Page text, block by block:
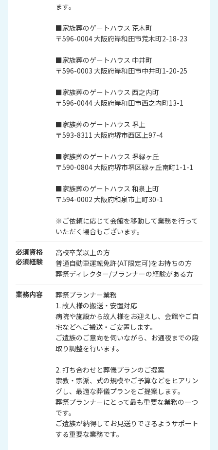
ます。
■家族葬のゲートハウス 荒木町
〒596-0004 大阪府岸和田市荒木町2-18-23
■家族葬のゲートハウス 中井町
〒596-0003 大阪府岸和田市中井町1-20-25
■家族葬のゲートハウス 西之内町
〒596-0044 大阪府岸和田市西之内町13-1
■家族葬のゲートハウス 堺上
〒593-8311 大阪府堺市西区上97-4
■家族葬のゲートハウス 堺緑ヶ丘
〒590-0804 大阪府堺市堺区緑ヶ丘南町1-1-1
■家族葬のゲートハウス 和泉上町
〒594-0002 大阪府和泉市上町30-1
※ご依頼に応じて会館を移動して業務を行って
いただく場合もございます。
必須資格
必須経験
高校卒業以上の方
普通自動車運転免許(AT限定可)をお持ちの方
葬祭ディレクター/プランナーの経験がある方
業務内容
葬祭プランナー業務
1. 故人様の搬送・安置対応
病院や施設から故人様をお迎えし、会館やご自
宅などへご搬送・ご安置します。
ご遺族のご意向を伺いながら、お通夜までの段
取り調整を行います。
2. 打ち合わせと葬儀プランのご提案
宗教・宗派、式の規模やご予算などをヒアリン
グし、最適な葬儀プランをご提案します。
葬祭プランナーにとって最も重要な業務の一つ
です。
ご遺族が納得してお見送りできるようサポート
する重要な業務です。